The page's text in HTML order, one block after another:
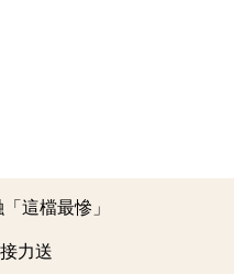
這檔最慘」
力送